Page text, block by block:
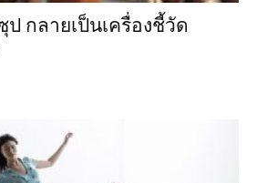
กลายเป็นเครื่องชี้วัด